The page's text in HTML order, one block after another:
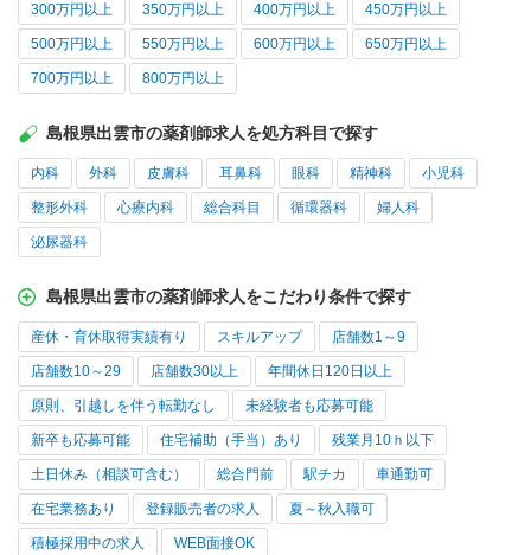
300万円以上 350万円以上 400万円以上 450万円以上
500万円以上 550万円以上 600万円以上 650万円以上
700万円以上 800万円以上
島根県出雲市の薬剤師求人を処方科目で探す
内科 外科 皮膚科 耳鼻科 眼科 精神科 小児科
整形外科 心療内科 総合科目 循環器科 婦人科
泌尿器科
島根県出雲市の薬剤師求人をこだわり条件で探す
産休・育休取得実績有り スキルアップ 店舗数1～9
店舗数10～29 店舗数30以上 年間休日120日以上
原則、引越しを伴う転勤なし 未経験者も応募可能
新卒も応募可能 住宅補助（手当）あり 残業月10ｈ以下
土日休み（相談可含む） 総合門前 駅チカ 車通勤可
在宅業務あり 登録販売者の求人 夏～秋入職可
積極採用中の求人 WEB面接OK